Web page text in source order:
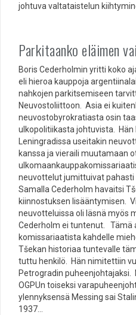
johtuva valtataistelun
Parkitaanko eläimen
Boris Cederholmin yritti koko
eli hieroa kauppoja
nahkojen parkitsemiseen
Neuvostoliittoon. Asia ei
neuvostobyrokratiasta osin
ulkopolitiikasta johtuvista. Hän
Leningradissa useitakin
kanssa ja vieraili muutamaan
neuvottelut jumittuivat pahasti
Samalla Cederholm havaitsi
kiinnostuksen lisääntymisen.
neuvotteluissa oli läsnä myös
Cederholm ei tuntenut. Tämä
komissariaatista kahdelle
Tšekan historiaa tuntevalle
tuttu henkilö. Hän nimitettiin
Petrogradin puheenjohtajaksi.
OGPUn toiseksi
ylennyksensä Messing sai
1937…